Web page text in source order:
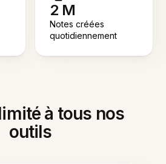
2 M
Notes créées
quotidiennement
à tous nos
outils